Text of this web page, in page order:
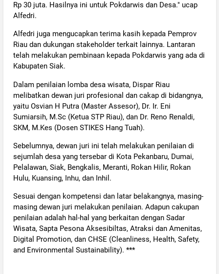
Rp 30 juta. Hasilnya ini untuk Pokdarwis dan Desa." ucap
Alfedri.
Alfedri juga mengucapkan terima kasih kepada Pemprov
Riau dan dukungan stakeholder terkait lainnya. Lantaran
telah melakukan pembinaan kepada Pokdarwis yang ada di
Kabupaten Siak.
Dalam penilaian lomba desa wisata, Dispar Riau
melibatkan dewan juri profesional dan cakap di bidangnya,
yaitu Osvian H Putra (Master Assesor), Dr. Ir. Eni
Sumiarsih, M.Sc (Ketua STP Riau), dan Dr. Reno Renaldi,
SKM, M.Kes (Dosen STIKES Hang Tuah).
Sebelumnya, dewan juri ini telah melakukan penilaian di
sejumlah desa yang tersebar di Kota Pekanbaru, Dumai,
Pelalawan, Siak, Bengkalis, Meranti, Rokan Hilir, Rokan
Hulu, Kuansing, Inhu, dan Inhil.
Sesuai dengan kompetensi dan latar belakangnya, masing-
masing dewan juri melakukan penilaian. Adapun cakupan
penilaian adalah hal-hal yang berkaitan dengan Sadar
Wisata, Sapta Pesona Aksesibiltas, Atraksi dan Amenitas,
Digital Promotion, dan CHSE (Cleanliness, Health, Safety,
and Environmental Sustainability). ***